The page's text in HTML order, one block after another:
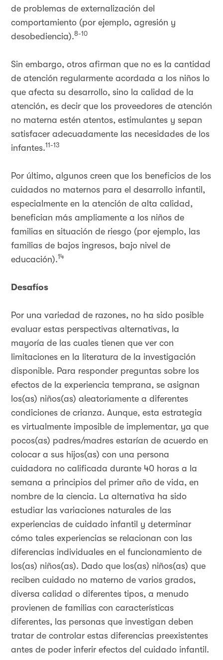
de problemas de externalización del
comportamiento (por ejemplo, agresión y
desobediencia).8-10
Sin embargo, otros afirman que no es la cantidad
de atención regularmente acordada a los niños lo
que afecta su desarrollo, sino la calidad de la
atención, es decir que los proveedores de atención
no materna estén atentos, estimulantes y sepan
satisfacer adecuadamente las necesidades de los
infantes.11-13
Por último, algunos creen que los beneficios de los
cuidados no maternos para el desarrollo infantil,
especialmente en la atención de alta calidad,
benefician más ampliamente a los niños de
familias en situación de riesgo (por ejemplo, las
familias de bajos ingresos, bajo nivel de
educación).14
Desafíos
Por una variedad de razones, no ha sido posible
evaluar estas perspectivas alternativas, la
mayoría de las cuales tienen que ver con
limitaciones en la literatura de la investigación
disponible. Para responder preguntas sobre los
efectos de la experiencia temprana, se asignan
los(as) niños(as) aleatoriamente a diferentes
condiciones de crianza. Aunque, esta estrategia
es virtualmente imposible de implementar, ya que
pocos(as) padres/madres estarían de acuerdo en
colocar a sus hijos(as) con una persona
cuidadora no calificada durante 40 horas a la
semana a principios del primer año de vida, en
nombre de la ciencia. La alternativa ha sido
estudiar las variaciones naturales de las
experiencias de cuidado infantil y determinar
cómo tales experiencias se relacionan con las
diferencias individuales en el funcionamiento de
los(as) niños(as). Dado que los(as) niños(as) que
reciben cuidado no materno de varios grados,
diversa calidad o diferentes tipos, a menudo
provienen de familias con características
diferentes, las personas que investigan deben
tratar de controlar estas diferencias preexistentes
antes de poder inferir efectos del cuidado infantil.